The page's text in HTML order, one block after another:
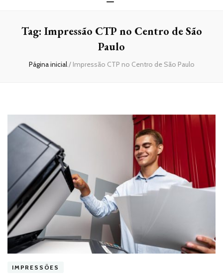
Tag: Impressão CTP no Centro de São
Paulo
Página inicial/ Impressão CTP no Centro de São Paulo
IMPRESSÕES